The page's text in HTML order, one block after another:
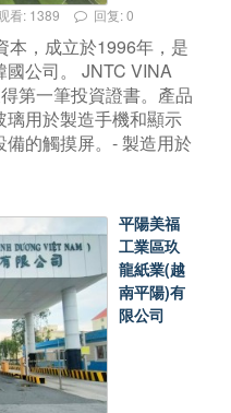
看: 1389 回复: 0
本，成立於1996年，是
公司。 JNTC VINA
第一筆投資證書。產品
用於製造手機和顯示
的觸摸屏。- 製造用於
平陽美福
工業區玖
龍紙業(越
南平陽)有
限公司